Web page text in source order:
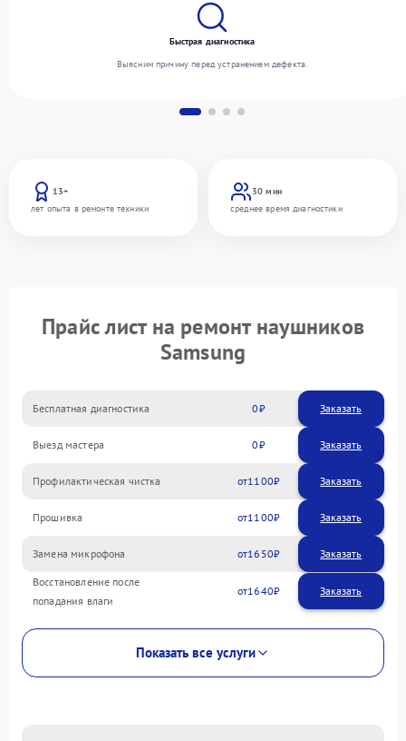
13+
лет опыта в ремонте техники
30 мин
среднее время диагностики
Быстрая диагностика
Выясним причину перед устранением дефекта.
Прайс лист на ремонт наушников
Samsung
Бесплатная диагностика 0 Заказать
Выезд мастера 0 Заказать
Профилактическая чистка 1100
Прошивка 1100
Замена микрофона 1650
Восстановление после
попадания влаги
1640
Показать все услуги